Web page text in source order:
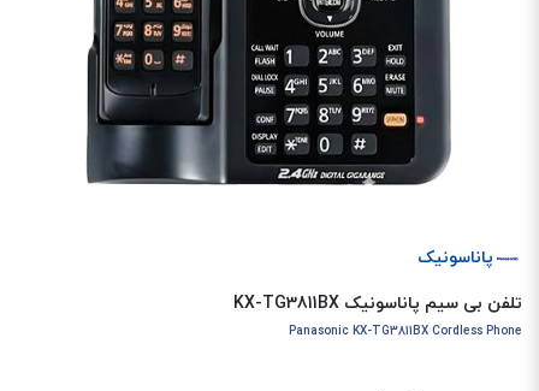
پاناسونیک
تلفن بی سیم پاناسونیک KX-TG3811BX
Panasonic KX-TG3811BX Cordless Phone